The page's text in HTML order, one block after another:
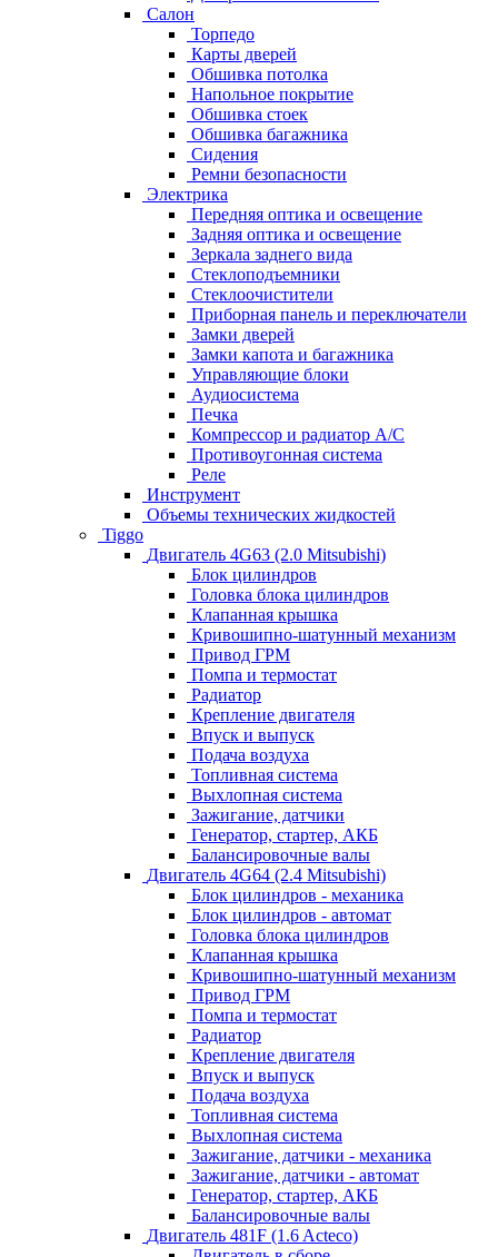
Салон
Торпедо
Карты дверей
Обшивка потолка
Напольное покрытие
Обшивка стоек
Обшивка багажника
Сидения
Ремни безопасности
Электрика
Передняя оптика и освещение
Задняя оптика и освещение
Зеркала заднего вида
Стеклоподъемники
Стеклоочистители
Приборная панель и переключатели
Замки дверей
Замки капота и багажника
Управляющие блоки
Аудиосистема
Печка
Компрессор и радиатор А/C
Противоугонная система
Реле
Инструмент
Объемы технических жидкостей
Tiggo
Двигатель 4G63 (2.0 Mitsubishi)
Блок цилиндров
Головка блока цилиндров
Клапанная крышка
Кривошипно-шатунный механизм
Привод ГРМ
Помпа и термостат
Радиатор
Крепление двигателя
Впуск и выпуск
Подача воздуха
Топливная система
Выхлопная система
Зажигание, датчики
Генератор, стартер, АКБ
Балансировочные валы
Двигатель 4G64 (2.4 Mitsubishi)
Блок цилиндров - механика
Блок цилиндров - автомат
Головка блока цилиндров
Клапанная крышка
Кривошипно-шатунный механизм
Привод ГРМ
Помпа и термостат
Радиатор
Крепление двигателя
Впуск и выпуск
Подача воздуха
Топливная система
Выхлопная система
Зажигание, датчики - механика
Зажигание, датчики - автомат
Генератор, стартер, АКБ
Балансировочные валы
Двигатель 481F (1.6 Acteco)